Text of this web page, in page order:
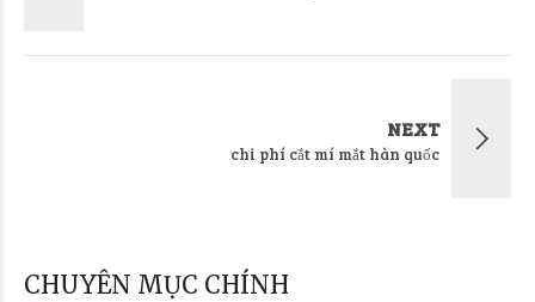
NEXT
chi phí cắt mí mắt hàn quốc
CHUYÊN MỤC CHÍNH